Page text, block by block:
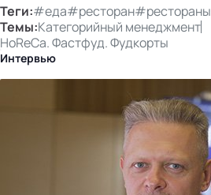
Теги:#еда#ресторан#рестораны
Темы:Категорийный менеджмент
HoReCa. Фастфуд. Фудкорты
Интервью